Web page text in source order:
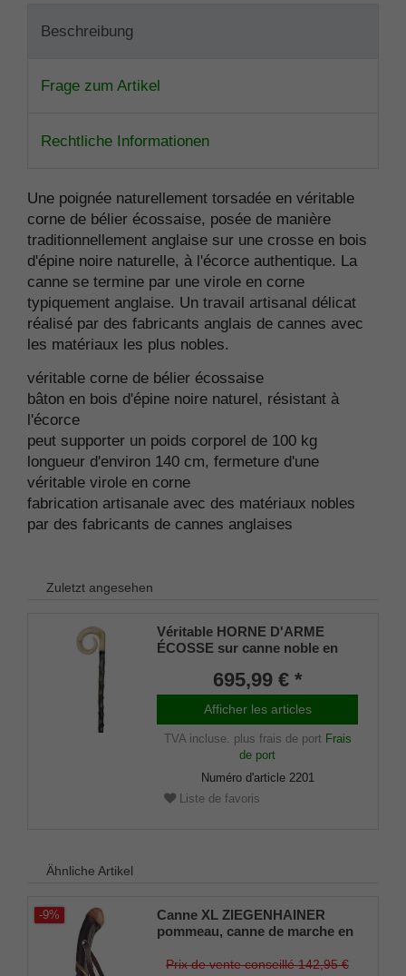
Beschreibung
Frage zum Artikel
Rechtliche Informationen
Une poignée naturellement torsadée en véritable
corne de bélier écossaise, posée de manière
traditionnellement anglaise sur une crosse en bois
d'épine noire naturelle, à l'écorce authentique. La
canne se termine par une virole en corne
typiquement anglaise. Un travail artisanal délicat
réalisé par des fabricants anglais de cannes avec
les matériaux les plus nobles.
véritable corne de bélier écossaise
bâton en bois d'épine noire naturel, résistant à
l'écorce
peut supporter un poids corporel de 100 kg
longueur d'environ 140 cm, fermeture d'une
véritable virole en corne
fabrication artisanale avec des matériaux nobles
par des fabricants de cannes anglaises
Zuletzt angesehen
Véritable HORNE D'ARME
ÉCOSSE sur canne noble en
695,99 € *
Afficher les articles
TVA incluse. plus frais de port Frais
de port
Numéro d'article 2201
Liste de favoris
Ähnliche Artikel
-9%
Canne XL ZIEGENHAINER
pommeau, canne de marche en
fraisage décoratif doublement
Prix de vente conseillé 142,95 €